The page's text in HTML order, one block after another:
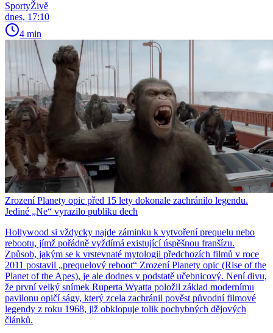
SportyŽivě
dnes, 17:10
4 min
Zrození Planety opic před 15 lety dokonale zachránilo legendu.
Jediné „Ne“ vyrazilo publiku dech
Hollywood si vždycky najde záminku k vytvoření prequelu nebo
rebootu, jímž pořádně vyždímá existující úspěšnou franšízu.
Způsob, jakým se k vrstevnaté mytologii předchozích filmů v roce
2011 postavil „prequelový reboot“ Zrození Planety opic (Rise of the
Planet of the Apes), je ale dodnes v podstatě učebnicový. Není divu,
že první velký snímek Ruperta Wyatta položil základ modernímu
pavilonu opičí ságy, který zcela zachránil pověst původní filmové
legendy z roku 1968, již obklopuje tolik pochybných dějových
článků.